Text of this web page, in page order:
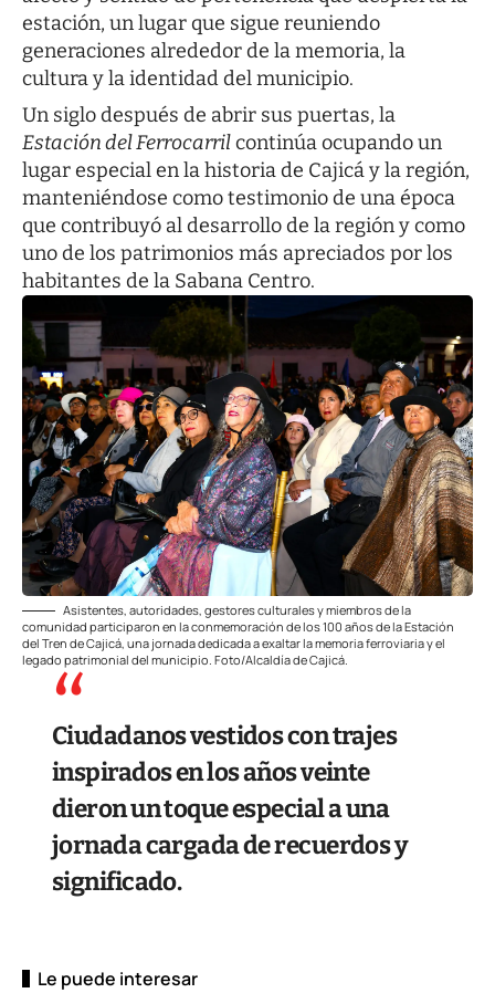
estación, un lugar que sigue reuniendo
generaciones alrededor de la memoria, la
cultura y la identidad del municipio.
Un siglo después de abrir sus puertas, la
Estación del Ferrocarrilcontinúa ocupando un
lugar especial en la historia de Cajicá y la región,
manteniéndose como testimonio de una época
que contribuyó al desarrollo de la región y como
uno de los patrimonios más apreciados por los
habitantes de la Sabana Centro.
Asistentes, autoridades, gestores culturales y miembros de la
comunidad participaron en la conmemoración de los 100 años de la Estación
del Tren de Cajicá, una jornada dedicada a exaltar la memoria ferroviaria y el
legado patrimonial del municipio. Foto/Alcaldía de Cajicá.
Ciudadanos vestidos con trajes
inspirados en los años veinte
dieron un toque especial a una
jornada cargada de recuerdos y
significado.
Le puede interesar